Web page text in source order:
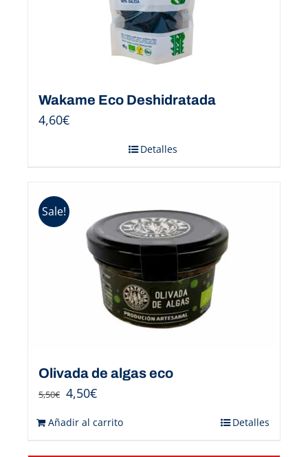
Wakame Eco Deshidratada
4,60€
Detalles
Sale!
Olivada de algas eco
5,50€ 4,50€
Añadir al carrito Detalles